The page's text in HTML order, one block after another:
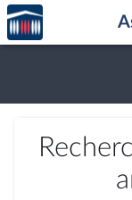
Aller au contenu
Aller en bas de la
Accèder
à la
page